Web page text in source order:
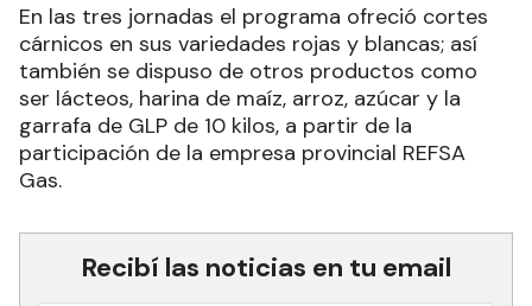
En las tres jornadas el programa ofreció cortes
cárnicos en sus variedades rojas y blancas; así
también se dispuso de otros productos como
ser lácteos, harina de maíz, arroz, azúcar y la
garrafa de GLP de 10 kilos, a partir de la
participación de la empresa provincial REFSA
Gas.
Recibí las noticias en tu email